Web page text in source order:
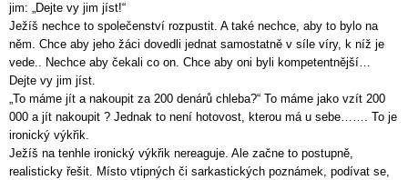
jim: „Dejte vy jim jíst!“
Ježíš nechce to společenství rozpustit. A také nechce, aby to bylo na
něm. Chce aby jeho žáci dovedli jednat samostatně v síle víry, k níž je
vede.. Nechce aby čekali co on. Chce aby oni byli kompetentnější…
Dejte vy jim jíst.
„To máme jít a nakoupit za 200 denárů chleba?“ To máme jako vzít 200
000 a jít nakoupit ? Jednak to není hotovost, kterou má u sebe……. To je
ironický výkřik.
Ježíš na tenhle ironický výkřik nereaguje. Ale začne to postupně,
realisticky řešit. Místo vtipných či sarkastických poznámek, podívat se,